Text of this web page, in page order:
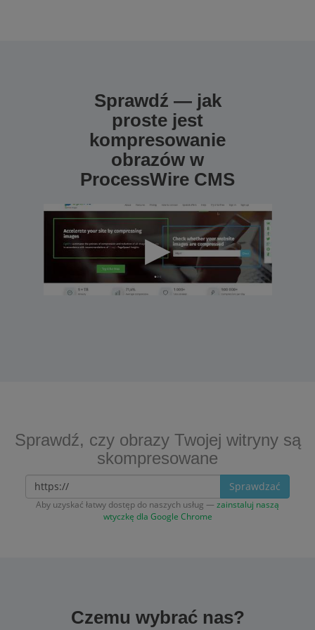
Sprawdź — jak
proste jest
kompresowanie
obrazów w
ProcessWire CMS
Sprawdź, czy obrazy Twojej witryny są
skompresowane
Sprawdzać
Aby uzyskać łatwy dostęp do naszych usług —zainstaluj naszą
wtyczkę dla Google Chrome
Czemu wybrać nas?